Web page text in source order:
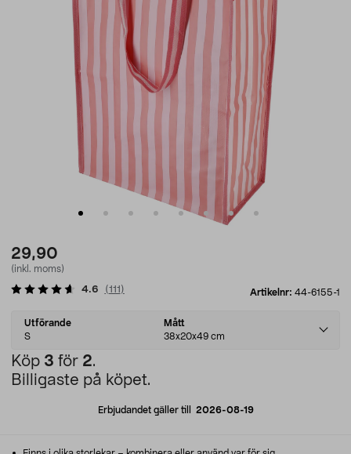
29,90
(inkl. moms)
Artikelnr: 44-6155-1
4.6 (111 )
Select
variant
Utförande
S
Mått
38x20x49 cm
Köp 3 för 2.
Billigaste på köpet.
Erbjudandet gäller till 2026-08-19